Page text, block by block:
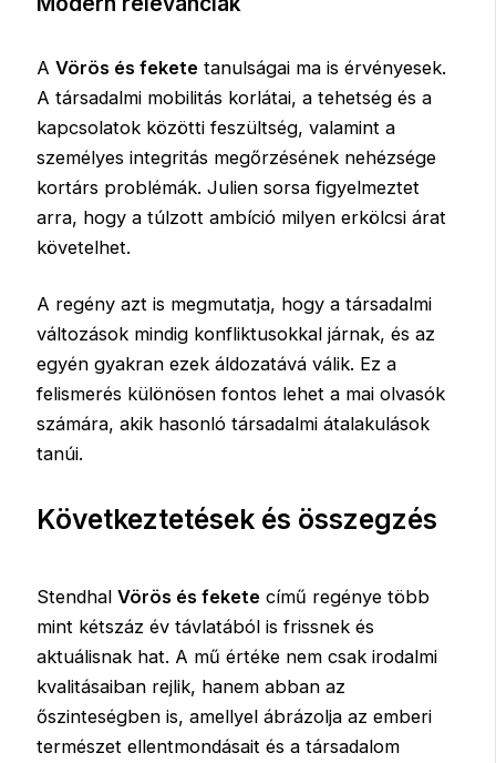
AVörös és fekete tanulságai ma is érvényesek.
A társadalmi mobilitás korlátai, a tehetség és a
kapcsolatok közötti feszültség, valamint a
személyes integritás megőrzésének nehézsége
kortárs problémák. Julien sorsa figyelmeztet
arra, hogy a túlzott ambíció milyen erkölcsi árat
követelhet.
A regény azt is megmutatja, hogy a társadalmi
változások mindig konfliktusokkal járnak, és az
egyén gyakran ezek áldozatává válik. Ez a
felismerés különösen fontos lehet a mai olvasók
számára, akik hasonló társadalmi átalakulások
tanúi.
Következtetések és összegzés
StendhalVörös és fekete című regénye több
mint kétszáz év távlatából is frissnek és
aktuálisnak hat. A mű értéke nem csak irodalmi
kvalitásaiban rejlik, hanem abban az
őszinteségben is, amellyel ábrázolja az emberi
természet ellentmondásait és a társadalom